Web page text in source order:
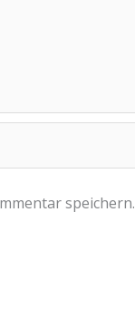
speichern.